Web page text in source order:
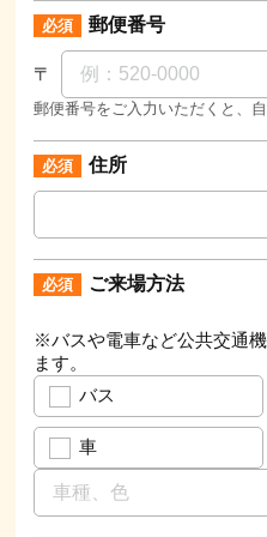
郵便番号
〒
郵便番号をご入力いただくと、
住所
ご来場方法
※バスや電車など公共交通
ます。
バス
車